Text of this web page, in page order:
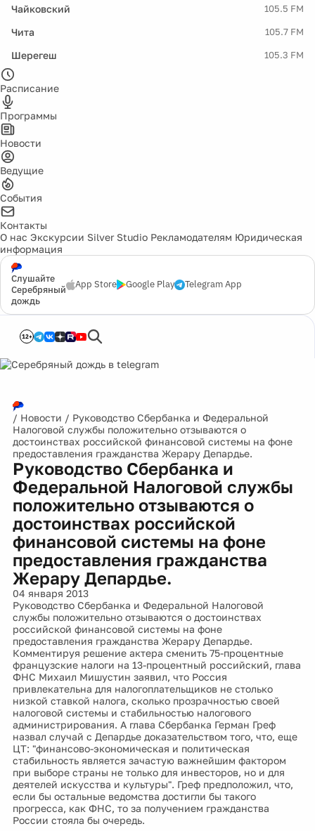
Чайковский 105.5 FM
Чита 105.7 FM
Шерегеш 105.3 FM
Расписание
Программы
Новости
Ведущие
События
Контакты
О нас Экскурсии Silver Studio Рекламодателям Юридическая
информация
Слушайте
Серебряный
дождь
App Store Google Play Telegram App
12+
/ Новости / Руководство Сбербанка и Федеральной
Налоговой службы положительно отзываются о
достоинствах российской финансовой системы на фоне
предоставления гражданства Жерару Депардье.
Руководство Сбербанка и
Федеральной Налоговой службы
положительно отзываются о
достоинствах российской
финансовой системы на фоне
предоставления гражданства
Жерару Депардье.
04 января 2013
Руководство Сбербанка и Федеральной Налоговой
службы положительно отзываются о достоинствах
российской финансовой системы на фоне
предоставления гражданства Жерару Депардье.
Комментируя решение актера сменить 75-процентные
французские налоги на 13-процентный российский, глава
ФНС Михаил Мишустин заявил, что Россия
привлекательна для налогоплательщиков не столько
низкой ставкой налога, сколько прозрачностью своей
налоговой системы и стабильностью налогового
администрирования. А глава Сбербанка Герман Греф
назвал случай с Депардье доказательством того, что, еще
ЦТ: "финансово-экономическая и политическая
стабильность является зачастую важнейшим фактором
при выборе страны не только для инвесторов, но и для
деятелей искусства и культуры". Греф предположил, что,
если бы остальные ведомства достигли бы такого
прогресса, как ФНС, то за получением гражданства
России стояла бы очередь.